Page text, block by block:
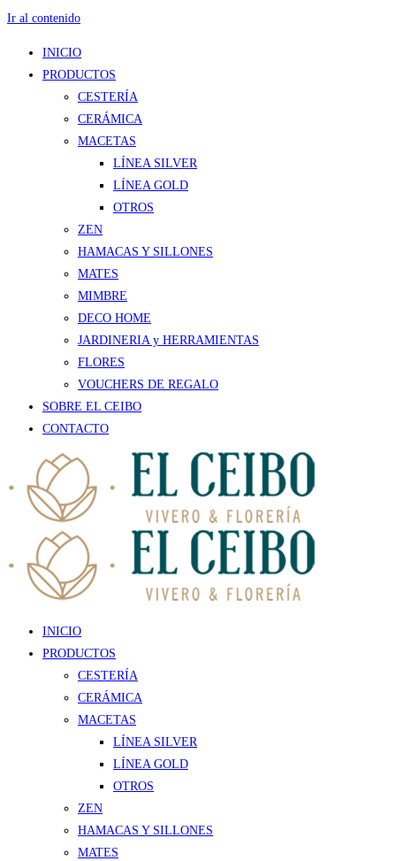
Ir al contenido
INICIO
PRODUCTOS
CESTERÍA
CERÁMICA
MACETAS
LÍNEA SILVER
LÍNEA GOLD
OTROS
ZEN
HAMACAS Y SILLONES
MATES
MIMBRE
DECO HOME
JARDINERIA y HERRAMIENTAS
FLORES
VOUCHERS DE REGALO
SOBRE EL CEIBO
CONTACTO
INICIO
PRODUCTOS
CESTERÍA
CERÁMICA
MACETAS
LÍNEA SILVER
LÍNEA GOLD
OTROS
ZEN
HAMACAS Y SILLONES
MATES